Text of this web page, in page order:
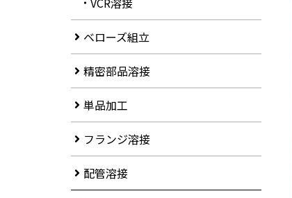
ベローズ組立
精密部品溶接
単品加工
フランジ溶接
配管溶接